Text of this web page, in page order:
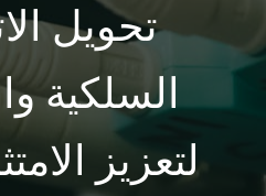
تحويل
السلكية
لتعزيز